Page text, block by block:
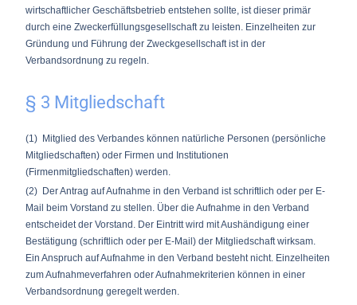
wirtschaftlicher Geschäftsbetrieb entstehen sollte, ist dieser primär
durch eine Zweckerfüllungsgesellschaft zu leisten. Einzelheiten zur
Gründung und Führung der Zweckgesellschaft ist in der
Verbandsordnung zu regeln.
§ 3 Mitgliedschaft
(1) Mitglied des Verbandes können natürliche Personen (persönliche
Mitgliedschaften) oder Firmen und Institutionen
(Firmenmitgliedschaften) werden.
(2) Der Antrag auf Aufnahme in den Verband ist schriftlich oder per E-
Mail beim Vorstand zu stellen. Über die Aufnahme in den Verband
entscheidet der Vorstand. Der Eintritt wird mit Aushändigung einer
Bestätigung (schriftlich oder per E-Mail) der Mitgliedschaft wirksam.
Ein Anspruch auf Aufnahme in den Verband besteht nicht. Einzelheiten
zum Aufnahmeverfahren oder Aufnahmekriterien können in einer
Verbandsordnung geregelt werden.